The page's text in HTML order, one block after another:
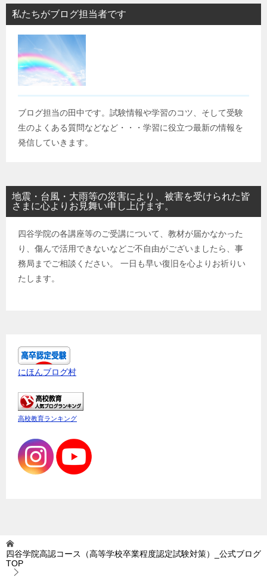
私たちがブログ担当者です
ブログ担当の田中です。試験情報や学習のコツ、そして受験
生のよくある質問などなど・・・学習に役立つ最新の情報を
発信していきます。
地震・台風・大雨等の災害により、被害を受けられた皆
さまに心よりお見舞い申し上げます。
四谷学院の各講座等のご受講について、教材が届かなかった
り、傷んで活用できないなどご不自由がございましたら、事
務局までご相談ください。 一日も早い復旧を心よりお祈りい
たします。
にほんブログ村
高校教育ランキング
四谷学院高認コース（高等学校卒業程度認定試験対策）_公式ブログ
TOP